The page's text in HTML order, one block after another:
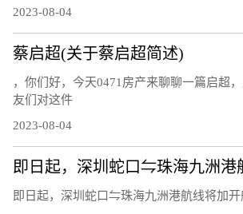
2023-08-04
蔡启超(关于蔡启超简述)
，你们好，今天0471房产来聊聊一篇启超
友们对这件
2023-08-04
即日起，深圳蛇口⇋珠海九洲港航线将加开